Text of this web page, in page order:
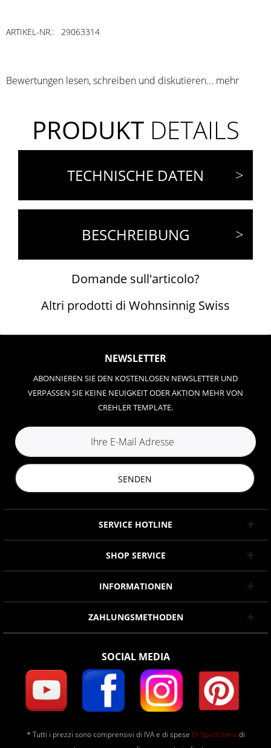
ARTIKEL-NR.: 29063314
Bewertungen lesen, schreiben und diskutieren... mehr
PRODUKTDETAILS
TECHNISCHE DATEN
BESCHREIBUNG
Domande sull'articolo?
Altri prodotti di Wohnsinnig Swiss
NEWSLETTER
ABONNIEREN SIE DEN KOSTENLOSEN NEWSLETTER UND
VERPASSEN SIE KEINE NEUIGKEIT ODER AKTION MEHR VON
CREHLER TEMPLATE.
SENDEN
SERVICE HOTLINE
SHOP SERVICE
INFORMATIONEN
ZAHLUNGSMETHODEN
SOCIAL MEDIA
* Tutti i prezzi sono comprensivi di IVA e di spese Di Spedizione di